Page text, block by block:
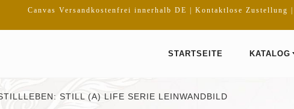
Canvas Versandkostenfrei innerhalb DE | Kontaktlose Zustellung
STARTSEITE
KATALOG
STILL (A) LIFE SERIE LEINWANDBILD